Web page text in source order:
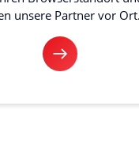
unsere Partner vor Ort.